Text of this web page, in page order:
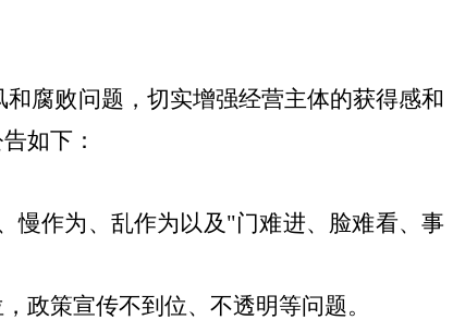
腐败问题，切实增强经营主体的获得感和
如下：
慢作为、乱作为以及 "门难进、脸难看、事
政策宣传不到位、不透明等问题。